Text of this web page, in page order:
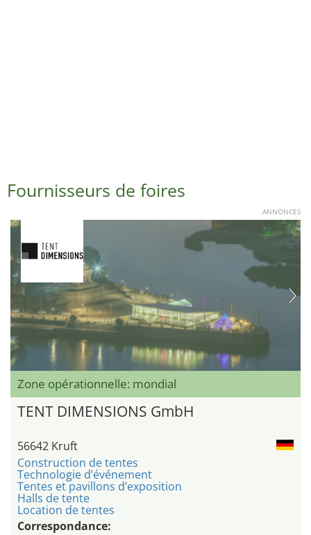
Fournisseurs de foires
ANNONCES
Zone opérationnelle: mondial
TENT DIMENSIONS GmbH
56642 Kruft
Construction de tentes
Technologie d’événement
Tentes et pavillons d’exposition
Halls de tente
Location de tentes
Correspondance: